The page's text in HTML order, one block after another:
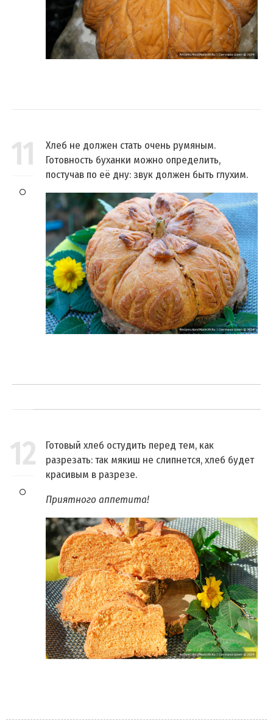
11
Хлеб не должен стать очень румяным.
Готовность буханки можно определить,
постучав по её дну: звук должен быть глухим.
12
Готовый хлеб остудить перед тем, как
разрезать: так мякиш не слипнется, хлеб будет
красивым в разрезе.
Приятного аппетита!